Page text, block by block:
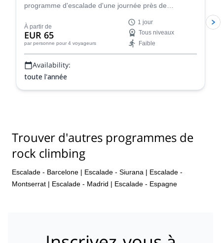
programme d'escalade d'une journée près de
simples ou en grandes voies à Montserrat !
À partir de
EUR 65
par personne pour 4 voyageurs
1 jour
Tous niveaux
Faible
Availability:
toute l'année
Trouver d'autres programmes de
rock climbing
Escalade - Barcelone | Escalade - Siurana | Escalade -
Montserrat | Escalade - Madrid | Escalade - Espagne